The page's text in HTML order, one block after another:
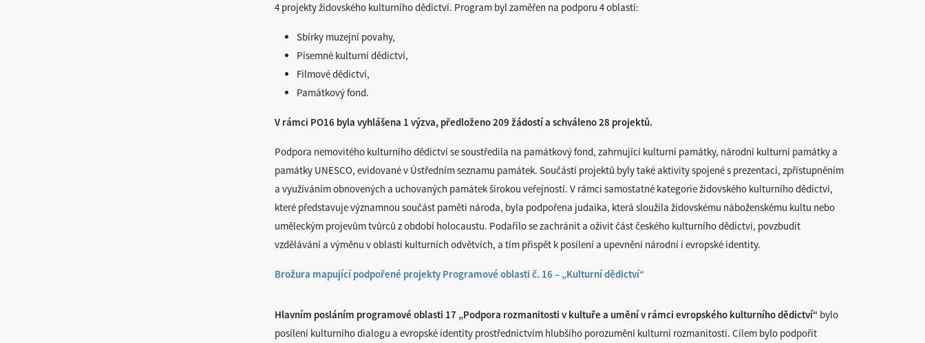
4 projekty židovského kulturního dědictví. Program byl zaměřen na podporu 4 oblastí:
Sbírky muzejní povahy,
Písemné kulturní dědictví,
Filmové dědictví,
Památkový fond.
V rámci PO16 byla vyhlášena 1 výzva, předloženo 209 žádostí a schváleno 28 projektů.
Podpora nemovitého kulturního dědictví se soustředila na památkový fond, zahrnující kulturní památky, národní kulturní památky a
památky UNESCO, evidované v Ústředním seznamu památek. Součástí projektů byly také aktivity spojené s prezentací, zpřístupněním
a využíváním obnovených a uchovaných památek širokou veřejností. V rámci samostatné kategorie židovského kulturního dědictví,
které představuje významnou součást paměti národa, byla podpořena judaika, která sloužila židovskému náboženskému kultu nebo
uměleckým projevům tvůrců z období holocaustu. Podařilo se zachránit a oživit část českého kulturního dědictví, povzbudit
vzdělávání a výměnu v oblasti kulturních odvětvích, a tím přispět k posílení a upevnění národní i evropské identity.
Brožura mapující podpořené projekty Programové oblasti č. 16 – „Kulturní dědictví“
Hlavním posláním programové oblasti 17 „Podpora rozmanitosti v kultuře a umění v rámci evropského kulturního dědictví“ bylo
posílení kulturního dialogu a evropské identity prostřednictvím hlubšího porozumění kulturní rozmanitosti. Cílem bylo podpořit